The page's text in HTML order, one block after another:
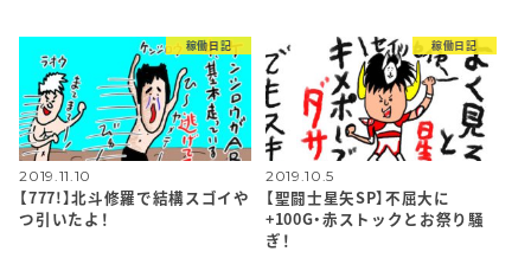
稼働日記
2019.11.10
【777!】北斗修羅で結構スゴイや
つ引いたよ！
稼働日記
2019.10.5
【聖闘士星矢SP】不屈大に
+100G・赤ストックとお祭り騒
ぎ！